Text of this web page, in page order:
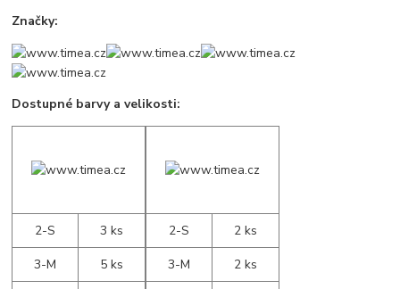
Značky:
Dostupné barvy a velikosti:
2-S
3 ks
3-M
5 ks
2-S
2 ks
3-M
2 ks